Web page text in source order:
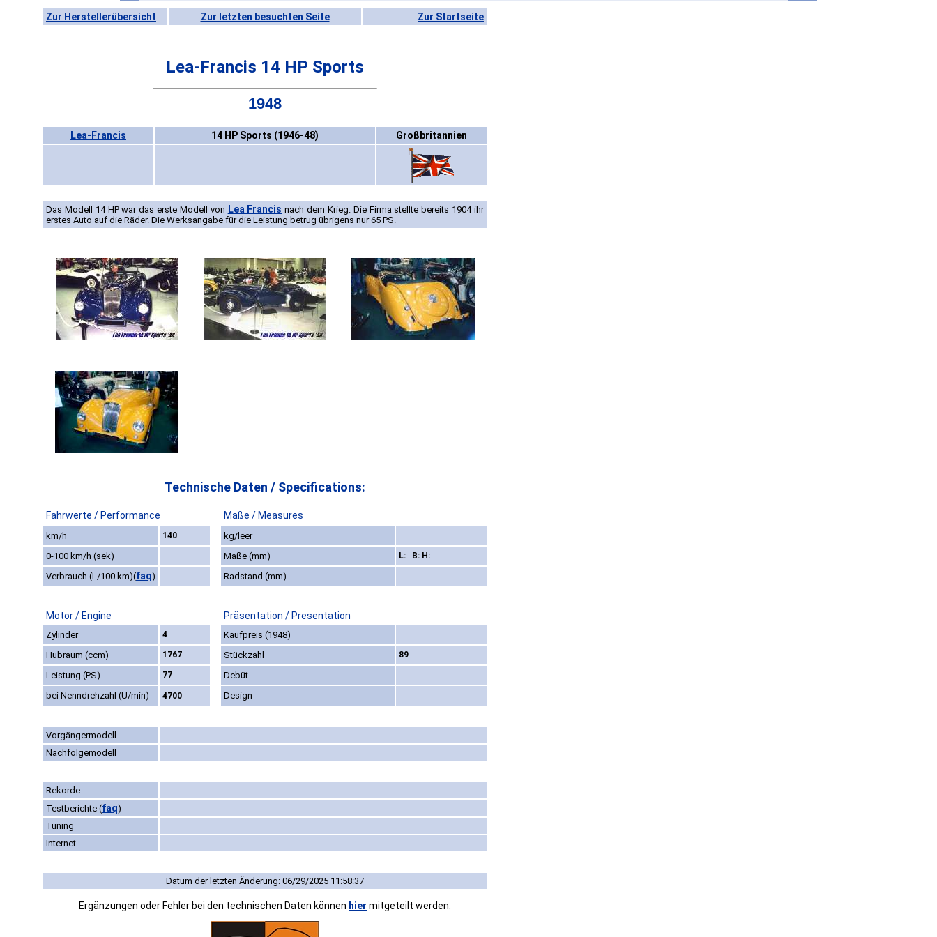
Zur Herstellerübersicht Zur letzten besuchten Seite Zur Startseite
Lea-Francis 14 HP Sports
1948
Lea-Francis 14 HP Sports (1946-48) Großbritannien
Das Modell 14 HP war das erste Modell von Lea Francis nach dem Krieg. Die Firma stellte bereits 1904 ihr
erstes Auto auf die Räder. Die Werksangabe für die Leistung betrug übrigens nur 65 PS.
Technische Daten / Specifications:
Fahrwerte / Performance Maße / Measures
km/h 140
kg/leer
0-100 km/h (sek)
Maße (mm) L: B: H:
Verbrauch (L/100 km)(faq) Radstand (mm)
Motor / Engine Präsentation / Presentation
Zylinder 4
Kaufpreis (1948)
Hubraum (ccm)
1767 Stückzahl 89
Leistung (PS) 77
Debüt
bei Nenndrehzahl (U/min)
4700 Design
Vorgängermodell
Nachfolgemodell
Rekorde
Testberichte (faq)
Tuning
Internet
Datum der letzten Änderung: 06/29/2025 11:58:37
Ergänzungen oder Fehler bei den technischen Daten können hier mitgeteilt werden.